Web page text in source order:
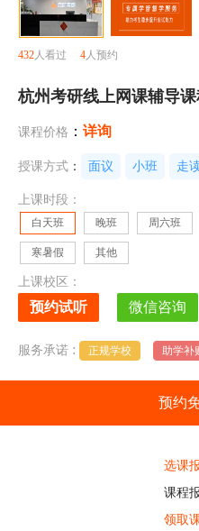
432人看过 4人预约
杭州考研线上网课辅导
课程价格 ： 详询
授课方式 ： 面议 小班 走
上课时段：
白天班 晚班 周六班
寒暑假 其他
上课校区：
服务承诺 : 正规学校 助学补
预约
选课
课程
领取